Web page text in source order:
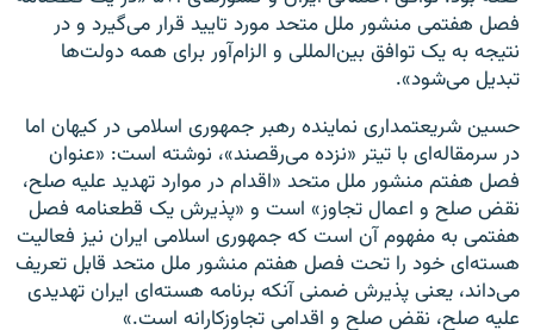
فصل هفتمی منشور ملل متحد مورد تایید قرار می‌گیرد و در
نتیجه به یک توافق بین‌المللی و الزام‌آور برای همه دولت‌ها
تبدیل می‌شود».
حسین شریعتمداری نماینده رهبر جمهوری اسلامی در کیهان اما
در سرمقاله‌ای با تیتر «نزده می‌رقصند»، نوشته است: «عنوان
فصل هفتم منشور ملل متحد «اقدام در موارد تهدید علیه صلح،
نقض صلح و اعمال تجاوز» است و «پذیرش یک قطعنامه فصل
هفتمی به مفهوم آن است که جمهوری اسلامی ایران نیز فعالیت
هسته‌ای خود را تحت فصل هفتم منشور ملل متحد قابل تعریف
می‌داند، یعنی پذیرش ضمنی آنکه برنامه هسته‌ای ایران تهدیدی
علیه صلح، نقض صلح و اقدامی تجاوزکارانه است.»